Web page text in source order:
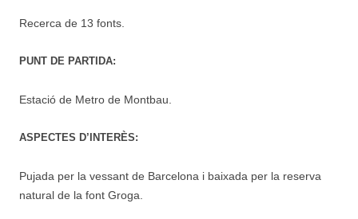
Recerca de 13 fonts.
PUNT DE PARTIDA:
Estació de Metro de Montbau.
ASPECTES D’INTERÈS:
Pujada per la vessant de Barcelona i baixada per la reserva
natural de la font Groga.